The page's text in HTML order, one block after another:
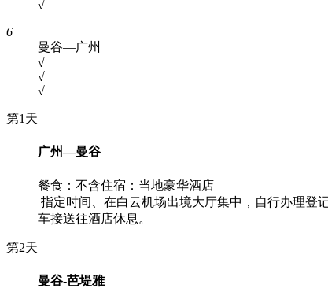
√
6
曼谷—广州
√
√
√
第1天
广州—曼谷
餐食：不含住宿：当地豪华酒店
指定时间、在白云机场出境大厅集中，自行办理登
车接送往酒店休息。
第2天
曼谷-芭堤雅